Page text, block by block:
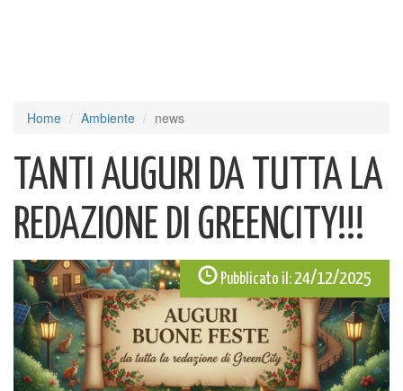
Home Ambiente news
TANTI AUGURI DA TUTTA LA
REDAZIONE DI GREENCITY!!!
Pubblicato il:24/12/2025